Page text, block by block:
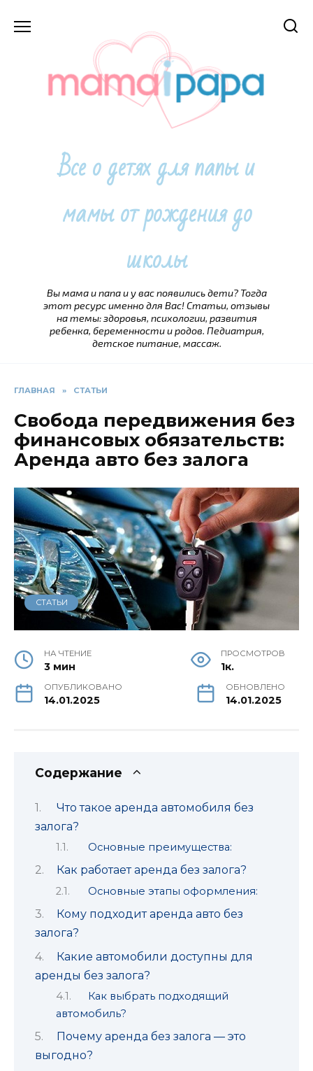
Все о детях для папы и
мамы от рождения до
школы
Вы мама и папа и у вас появились дети? Тогда
этот ресурс именно для Вас! Статьи, отзывы
на темы: здоровья, психологии, развития
ребенка, беременности и родов. Педиатрия,
детское питание, массаж.
ГЛАВНАЯ » СТАТЬИ
Свобода передвижения без
финансовых обязательств:
Аренда авто без залога
СТАТЬИ
НА ЧТЕНИЕ
3 мин
ПРОСМОТРОВ
1к.
ОПУБЛИКОВАНО
14.01.2025
ОБНОВЛЕНО
14.01.2025
Содержание
Что такое аренда автомобиля без
залога?
Основные преимущества:
Как работает аренда без залога?
Основные этапы оформления:
Кому подходит аренда авто без
залога?
Какие автомобили доступны для
аренды без залога?
Как выбрать подходящий
автомобиль?
Почему аренда без залога — это
выгодно?